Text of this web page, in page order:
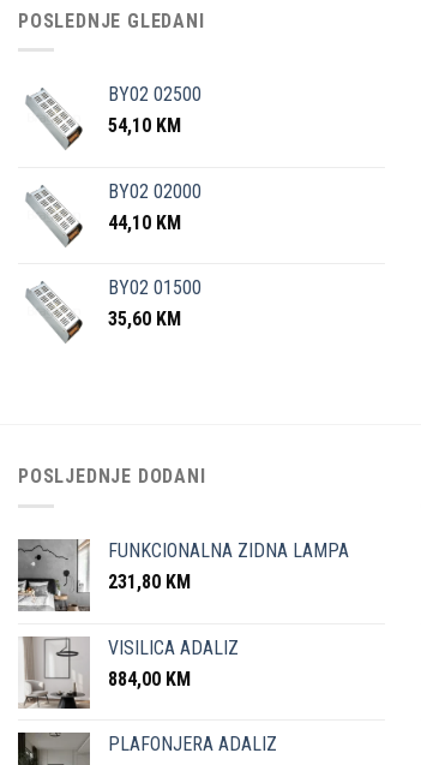
POSLEDNJE GLEDANI
BY02 02500
54,10 KM
BY02 02000
44,10 KM
BY02 01500
35,60 KM
POSLJEDNJE DODANI
FUNKCIONALNA ZIDNA LAMPA
231,80 KM
VISILICA ADALIZ
884,00 KM
PLAFONJERA ADALIZ